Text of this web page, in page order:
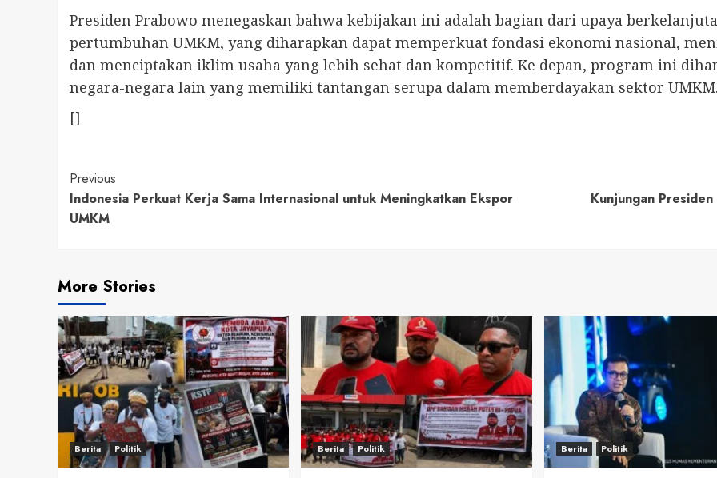
Presiden Prabowo menegaskan bahwa kebijakan ini adalah bagian dari upaya
pertumbuhan UMKM, yang diharapkan dapat memperkuat fondasi ekonomi nasional,
dan menciptakan iklim usaha yang lebih sehat dan kompetitif. Ke depan, program ini
negara-negara lain yang memiliki tantangan serupa dalam memberdayakan sektor UMKM.
[]
Continue
Reading
Previous
Indonesia Perkuat Kerja Sama Internasional untuk Meningkatkan Ekspor
UMKM
Kunjungan
More Stories
Berita Politik Berita Politik Berita Politik